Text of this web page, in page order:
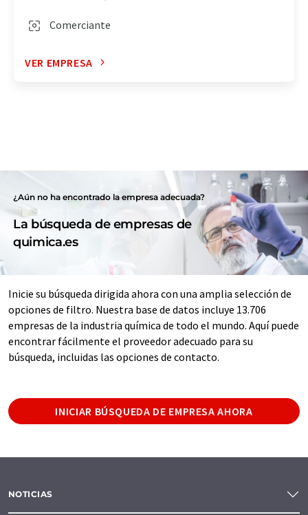
Comerciante
VER EMPRESA
¿Aún no ha encontrado la empresa adecuada?
La búsqueda de empresas de
quimica.es
Inicie su búsqueda dirigida ahora con una amplia selección de
opciones de filtro. Nuestra base de datos incluye 13.706
empresas de la industria química de todo el mundo. Aquí puede
encontrar fácilmente el proveedor adecuado para su
búsqueda, incluidas las opciones de contacto.
INICIAR BÚSQUEDA DE EMPRESA AHORA
NOTICIAS